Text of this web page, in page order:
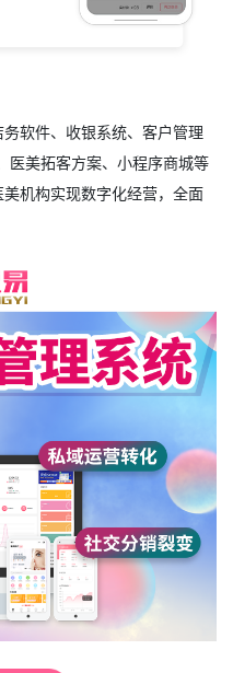
务软件、收银系统、客户管理
医美拓客方案、小程序商城等
机构实现数字化经营，全面